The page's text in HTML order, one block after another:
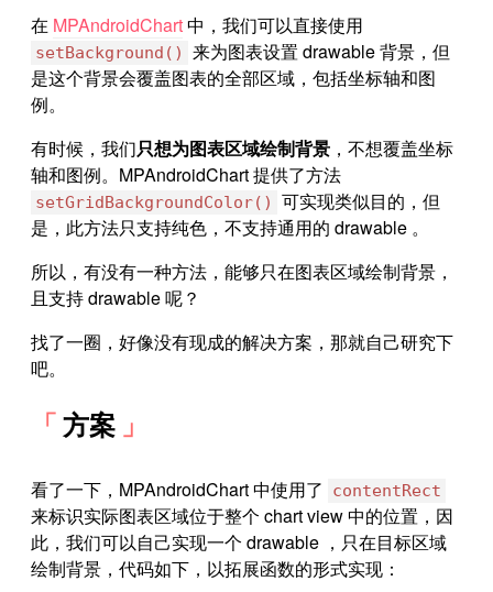
在 MPAndroidChart中，我们可以直接使用
setBackground()
来为图表设置 drawable 背景，但
是这个背景会覆盖图表的全部区域，包括坐标轴和图
例。
有时候，我们只想为图表区域绘制背景 ，不想覆盖坐标
轴和图例。MPAndroidChart 提供了方法
setGridBackgroundColor()
可实现类似目的，但
是，此方法只支持纯色，不支持通用的 drawable 。
所以，有没有一种方法，能够只在图表区域绘制背景，
且支持 drawable 呢？
找了一圈，好像没有现成的解决方案，那就自己研究下
吧。
方案
看了一下，MPAndroidChart 中使用了 contentRect
来标识实际图表区域位于整个 chart view 中的位置，因
此，我们可以自己实现一个 drawable ，只在目标区域
绘制背景，代码如下，以拓展函数的形式实现：